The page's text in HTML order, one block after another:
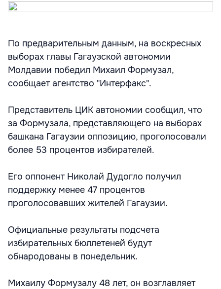
По предварительным данным, на воскресных
выборах главы Гагаузской автономии
Молдавии победил Михаил Формузал,
сообщает агентство "Интерфакс".
Представитель ЦИК автономии сообщил, что
за Формузала, представляющего на выборах
башкана Гагаузии оппозицию, проголосовали
более 53 процентов избирателей.
Его оппонент Николай Дудогло получил
поддержку менее 47 процентов
проголосовавших жителей Гагаузии.
Официальные результаты подсчета
избирательных бюллетеней будут
обнародованы в понедельник.
Михаилу Формузалу 48 лет, он возглавляет